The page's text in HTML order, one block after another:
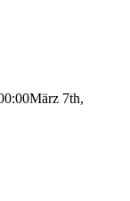
März 7th,